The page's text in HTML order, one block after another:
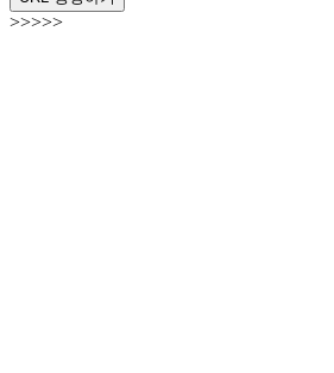
>>>>>